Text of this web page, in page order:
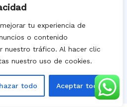
tu experiencia de
o contenido
nuestro tráfico. Al hacer clic
nuestro uso de cookies.
todo Aceptar todo